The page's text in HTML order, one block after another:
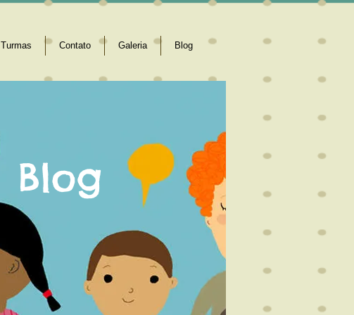
Turmas Contato Galeria Blog
Blog